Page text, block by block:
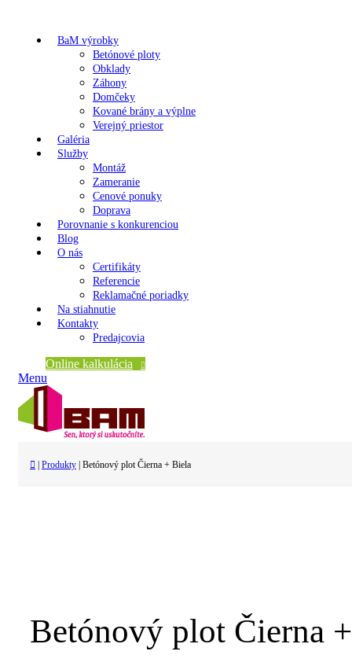
BaM výrobky
Betónové ploty
Obklady
Záhony
Domčeky
Kované brány a výplne
Verejný priestor
Galéria
Služby
Montáž
Zameranie
Cenové ponuky
Doprava
Porovnanie s konkurenciou
Blog
O nás
Certifikáty
Referencie
Reklamačné poriadky
Na stiahnutie
Kontakty
Predajcovia
Online kalkulácia
Menu
Produkty Betónový plot Čierna + Biela
Betónový plot Čierna